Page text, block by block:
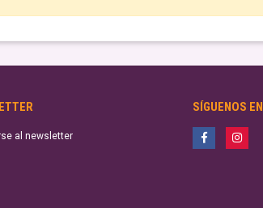
al newsletter
SÍGUENOS EN